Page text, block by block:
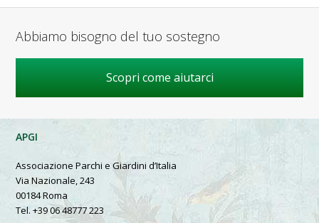
Abbiamo bisogno del tuo sostegno
Scopri come aiutarci
APGI
Associazione Parchi e Giardini d’Italia
Via Nazionale, 243
00184 Roma
Tel. +39 06 48777 223